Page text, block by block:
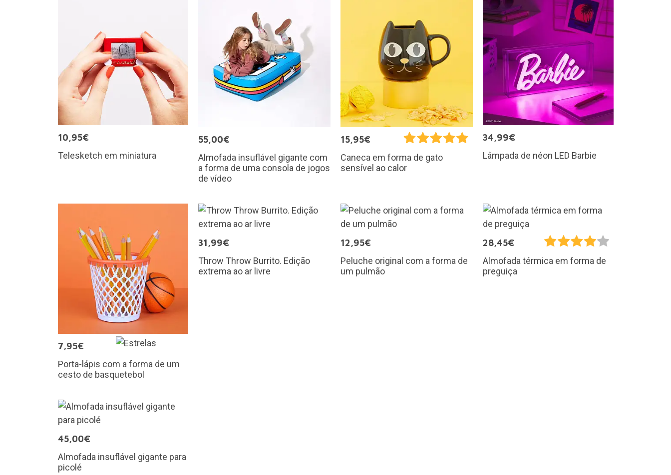
10,95€
Telesketch em miniatura
55,00€
Almofada insuflável gigante com
a forma de uma consola de jogos
de vídeo
15,95€
Caneca em forma de gato
sensível ao calor
34,99€
Lâmpada de néon LED Barbie
7,95€
Porta-lápis com a forma de um
cesto de basquetebol
31,99€
Throw Throw Burrito. Edição
extrema ao ar livre
12,95€
Peluche original com a forma de
um pulmão
28,45€
Almofada térmica em forma de
preguiça
45,00€
Almofada insuflável gigante para
picolé